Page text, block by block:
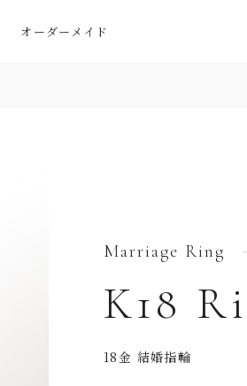
オーダーメイド
Marriage Ring
K18
18金 結婚指輪